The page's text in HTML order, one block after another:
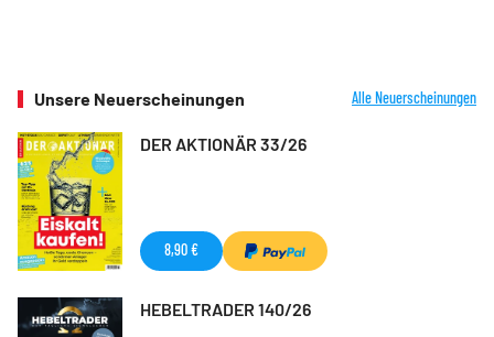
Unsere Neuerscheinungen Alle Neuerscheinungen
DER AKTIONÄR 33/26
8,90 €
HEBELTRADER 140/26